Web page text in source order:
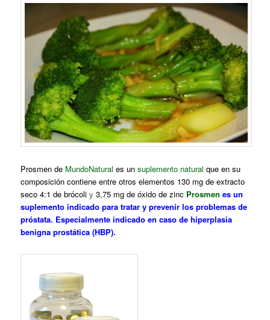
Prosmen de MundoNaturales unsuplemento naturalque en su
composición contiene entre otros elementos 130 mg de extracto
seco 4:1 de brócoli y3,75 mg de óxido de zinc Prosmen es un
suplemento indicado para tratar y prevenir los problemas de
próstata. Especialmente indicado en caso de hiperplasia
benigna prostática (HBP).